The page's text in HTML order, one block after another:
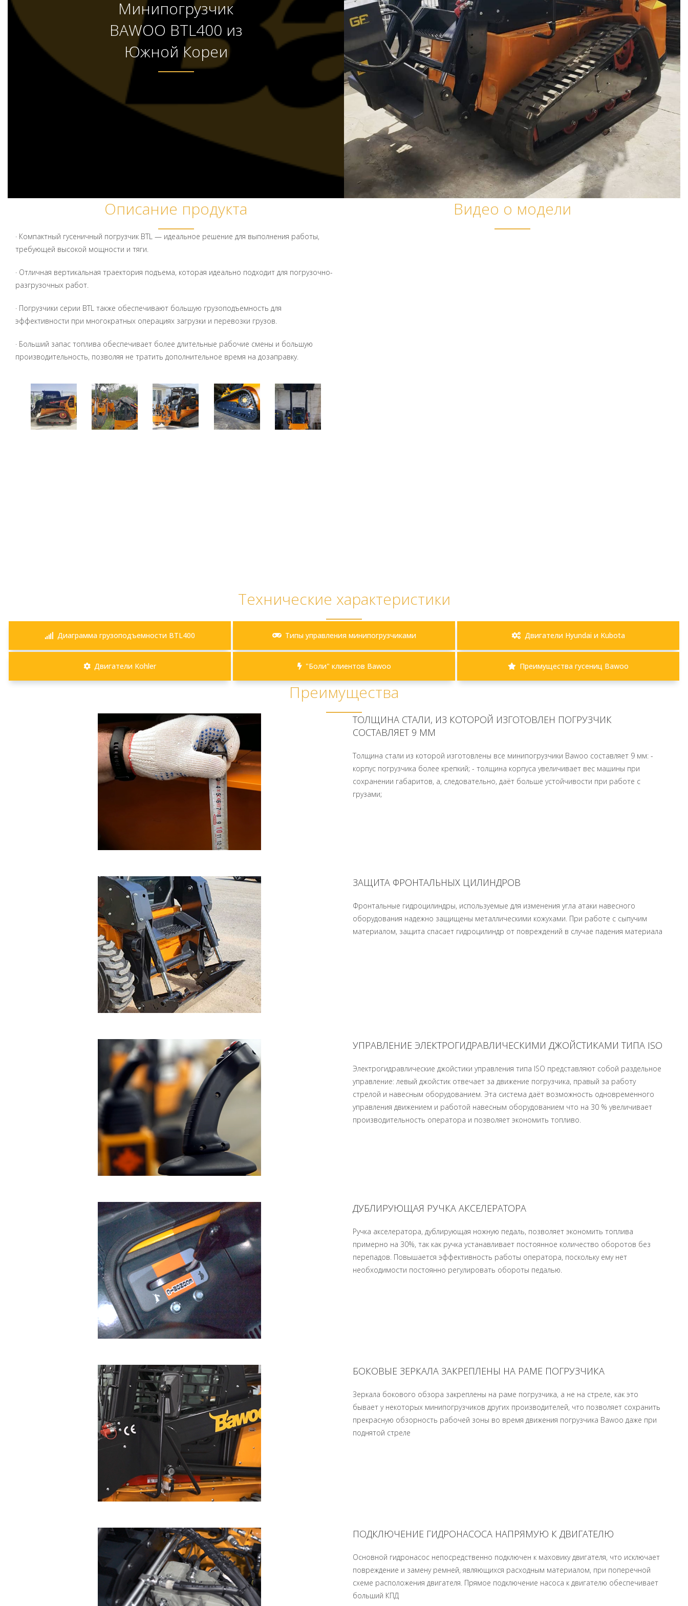
Минипогрузчик
BAWOO BTL400 из
Южной Кореи
Описание продукта
· Компактный гусеничный погрузчик BTL — идеальное решение для выполнения работы,
требующей высокой мощности и тяги.
· Отличная вертикальная траектория подъема, которая идеально подходит для погрузочно-
разгрузочных работ.
· Погрузчики серии BTL также обеспечивают большую грузоподъемность для
эффективности при многократных операциях загрузки и перевозки грузов.
· Больший запас топлива обеспечивает более длительные рабочие смены и большую
производительность, позволяя не тратить дополнительное время на дозаправку.
Видео о модели
Технические характеристики
Диаграмма грузоподъемности BTL400 Типы управления минипогрузчиками Двигатели Hyundai и Kubota
Двигатели Kohler "Боли" клиентов Bawoo Преимущества гусениц Bawoo
Преимущества
ТОЛЩИНА СТАЛИ, ИЗ КОТОРОЙ ИЗГОТОВЛЕН ПОГРУЗЧИК
СОСТАВЛЯЕТ 9 ММ
Толщина стали из которой изготовлены все минипогрузчики Bawoo составляет 9 мм: -
корпус погрузчика более крепкий; - толщина корпуса увеличивает вес машины при
сохранении габаритов, а, следовательно, даёт больше устойчивости при работе с
грузами;
ЗАЩИТА ФРОНТАЛЬНЫХ ЦИЛИНДРОВ
Фронтальные гидроцилиндры, используемые для изменения угла атаки навесного
оборудования надежно защищены металлическими кожухами. При работе с сыпучим
материалом, защита спасает гидроцилиндр от повреждений в случае падения материала
УПРАВЛЕНИЕ ЭЛЕКТРОГИДРАВЛИЧЕСКИМИ ДЖОЙСТИКАМИ ТИПА ISO
Электрогидравлические джойстики управления типа ISO представляют собой раздельное
управление: левый джойстик отвечает за движение погрузчика, правый за работу
стрелой и навесным оборудованием. Эта система даёт возможность одновременного
управления движением и работой навесным оборудованием что на 30 % увеличивает
производительность оператора и позволяет экономить топливо.
ДУБЛИРУЮЩАЯ РУЧКА АКСЕЛЕРАТОРА
Ручка акселератора, дублирующая ножную педаль, позволяет экономить топлива
примерно на 30%, так как ручка устанавливает постоянное количество оборотов без
перепадов. Повышается эффективность работы оператора, поскольку ему нет
необходимости постоянно регулировать обороты педалью.
БОКОВЫЕ ЗЕРКАЛА ЗАКРЕПЛЕНЫ НА РАМЕ ПОГРУЗЧИКА
Зеркала бокового обзора закреплены на раме погрузчика, а не на стреле, как это
бывает у некоторых минипогрузчиков других производителей, что позволяет сохранить
прекрасную обзорность рабочей зоны во время движения погрузчика Bawoo даже при
поднятой стреле
ПОДКЛЮЧЕНИЕ ГИДРОНАСОСА НАПРЯМУЮ К ДВИГАТЕЛЮ
Основной гидронасос непосредственно подключен к маховику двигателя, что исключает
повреждение и замену ремней, являющихся расходным материалом, при поперечной
схеме расположения двигателя. Прямое подключение насоса к двигателю обеспечивает
больший КПД